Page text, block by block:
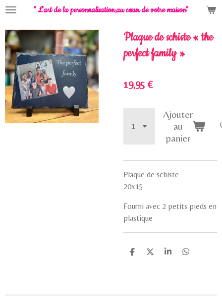
Passer
contenu
principal
" L'art de la personnalisation,au cœur de votre maison"
Plaque de schiste « the
perfect family »
19,95 €
Ajouter
au
panier
Plaque de schiste
20x15
Fourni avec 2 petits pieds en
plastique
P
g
P
g
P
g
P
g